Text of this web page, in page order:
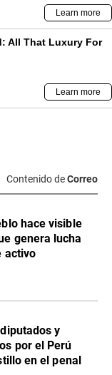
Contenido deCorreo
hace visible
genera lucha
activo
y
por el Perú
en el penal